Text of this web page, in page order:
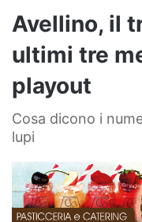
Avellino, il
ultimi tre
playout
Cosa dicono i
lupi